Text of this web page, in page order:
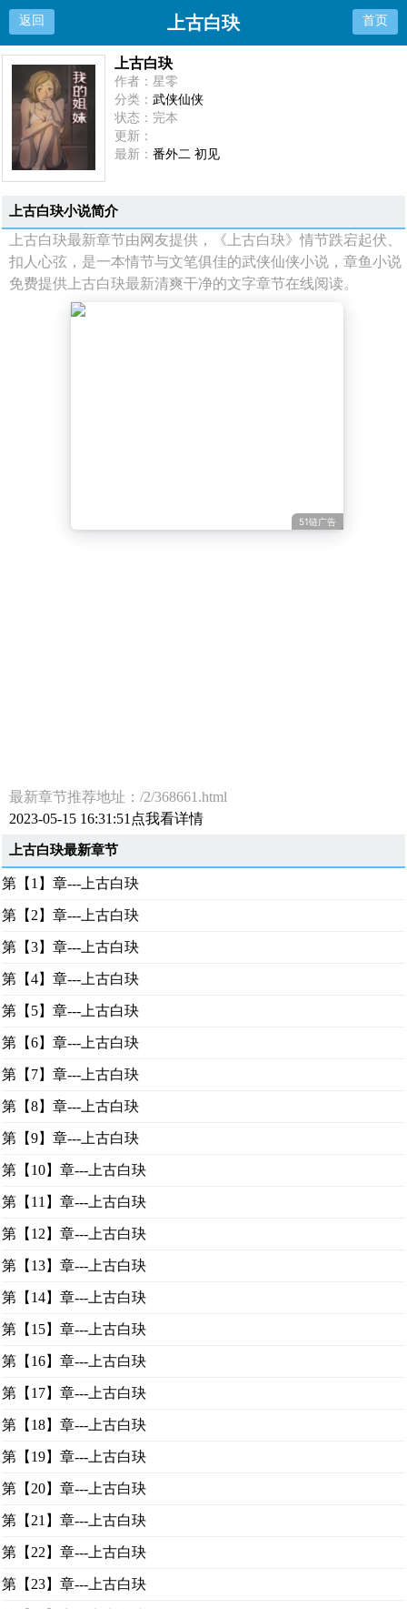
返回 上古白玦 首页
上古白玦
作者：星零
分类：武侠仙侠
状态：完本
更新：
最新：番外二 初见
上古白玦小说简介
上古白玦最新章节由网友提供，《上古白玦》情节跌宕起伏、
扣人心弦，是一本情节与文笔俱佳的武侠仙侠小说，章鱼小说
免费提供上古白玦最新清爽干净的文字章节在线阅读。
51链广告
最新章节推荐地址：/2/368661.html
2023-05-15 16:31:51点我看详情
上古白玦最新章节
第【1】章---上古白玦
第【2】章---上古白玦
第【3】章---上古白玦
第【4】章---上古白玦
第【5】章---上古白玦
第【6】章---上古白玦
第【7】章---上古白玦
第【8】章---上古白玦
第【9】章---上古白玦
第【10】章---上古白玦
第【11】章---上古白玦
第【12】章---上古白玦
第【13】章---上古白玦
第【14】章---上古白玦
第【15】章---上古白玦
第【16】章---上古白玦
第【17】章---上古白玦
第【18】章---上古白玦
第【19】章---上古白玦
第【20】章---上古白玦
第【21】章---上古白玦
第【22】章---上古白玦
第【23】章---上古白玦